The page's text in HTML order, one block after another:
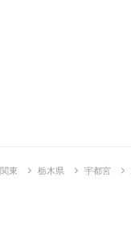
関東 栃木県 宇都宮